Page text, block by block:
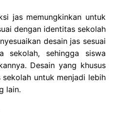
jas memungkinkan untuk
dengan identitas sekolah
desain jas sesuai
sekolah, sehingga siswa
Desain yang khusus
untuk menjadi lebih
lain.